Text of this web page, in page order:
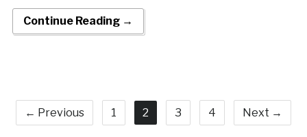
Continue Reading →
← Previous 1 2 3 4 Next →